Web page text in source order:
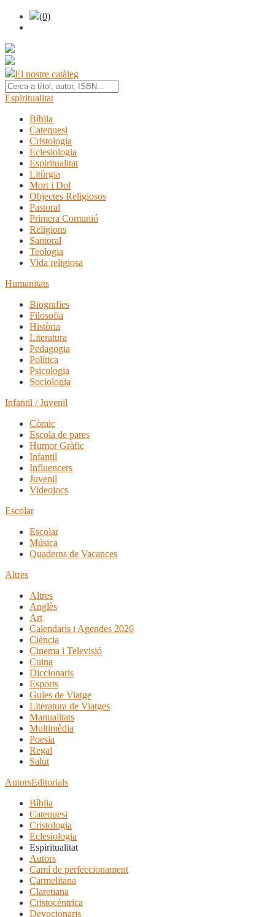
(0)
El nostre catàleg
Espiritualitat
Bíblia
Catequesi
Cristologia
Eclesiologia
Espiritualitat
Litúrgia
Mort i Dol
Objectes Religiosos
Pastoral
Primera Comunió
Religions
Santoral
Teologia
Vida religiosa
Humanitats
Biografies
Filosofia
Història
Literatura
Pedagogia
Política
Psicologia
Sociologia
Infantil / Juvenil
Còmic
Escola de pares
Humor Gràfic
Infantil
Influencers
Juvenil
Videojocs
Escolar
Escolar
Música
Quaderns de Vacances
Altres
Altres
Anglès
Art
Calendaris i Agendes 2026
Ciència
Cinema i Televisió
Cuina
Diccionaris
Esports
Guies de Viatge
Literatura de Viatges
Manualitats
Multimèdia
Poesia
Regal
Salut
AutorsEditorials
Bíblia
Catequesi
Cristologia
Eclesiologia
Espiritualitat
Autors
Camí de perfeccionament
Carmelitana
Claretiana
Cristocéntrica
Devocionaris